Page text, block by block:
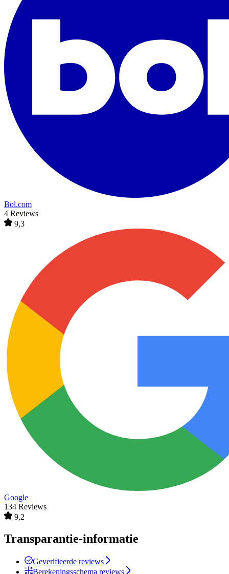
Bol.com
4 Reviews
9,3
Google
134 Reviews
9,2
Transparantie-informatie
Geverifieerde reviews
Berekeningsschema reviews